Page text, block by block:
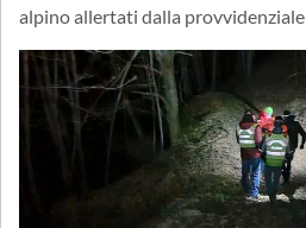
alpino allertati dalla